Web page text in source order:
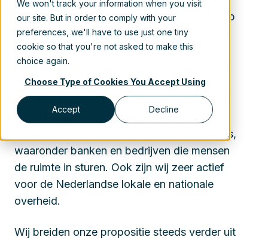
We won't track your information when you visit
our site. But in order to comply with your
preferences, we'll have to use just one tiny
cookie so that you're not asked to make this
choice again.
Choose Type of Cookies You Accept Using
Accept Decline
Xillio, één van ’s werelds grootste spelers op
het gebied van contentmigratie. Wij kunnen
content en data verhuizen tussen bijna alle
mogelijke document-opslagsystemen die er
zijn en dit doen wij al meer dan twintig jaar.
Onze klanten zijn niet de minste: wij hebben
in het totaal meer dan 1000 migraties
uitgevoerd voor grote, internationale spelers,
waaronder banken en bedrijven die mensen
de ruimte in sturen. Ook zijn wij zeer actief
voor de Nederlandse lokale en nationale
overheid.
Wij breiden onze propositie steeds verder uit